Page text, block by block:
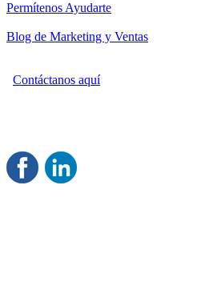
Permítenos Ayudarte
Blog de Marketing y Ventas
Contáctanos aquí